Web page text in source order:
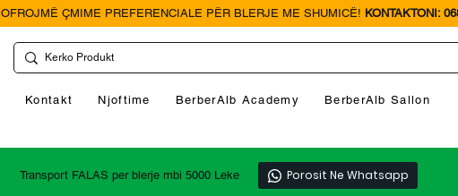
OFROJMË ÇMIME PREFERENCIALE PËR BLERJE ME SHUMICË! KONTAKTONI:
Kontakt Njoftime BerberAlb Academy BerberAlb Sallon
Transport FALAS per blerje mbi 5000 Leke Porosit Ne Whatsapp